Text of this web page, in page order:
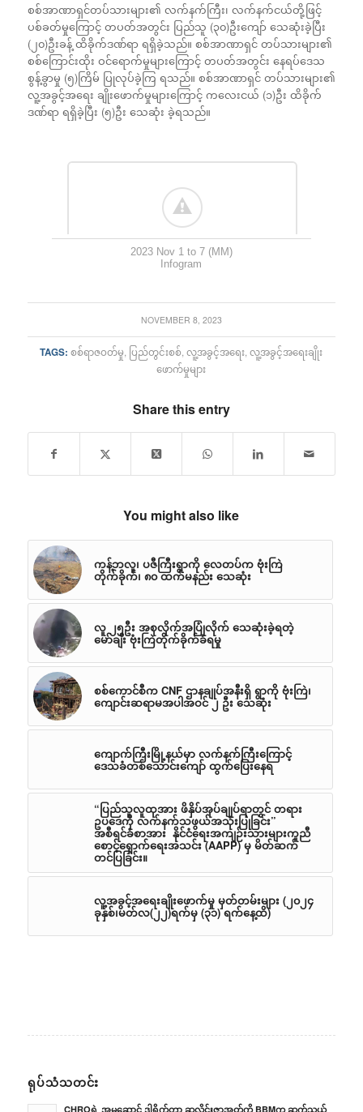
စစ်အာဏာရှင်တပ်သားများ၏ လက်နက်ကြီး၊ လက်နက်ငယ်တို့ဖြင့်
ပစ်ခတ်မှုကြောင့် တပတ်အတွင်း ပြည်သူ (၃၀)ဦးကျော် သေဆုံးခဲ့ပြီး
(၂၀)ဦးခန့် ထိခိုက်ဒဏ်ရာ ရရှိခဲ့သည်။ စစ်အာဏာရှင် တပ်သားများ၏
စစ်ကြောင်းထိုး ဝင်ရောက်မှုများကြောင့် တပတ်အတွင်း နေရပ်ဒေသ
စွန့်ခွာမှု (၅)ကြိမ် ပြုလုပ်ခဲ့ကြ ရသည်။ စစ်အာဏာရှင် တပ်သားများ၏
လူ့အခွင့်အရေး ချိုးဖောက်မှုများကြောင့် ကလေးငယ် (၁)ဦး ထိခိုက်
ဒဏ်ရာ ရရှိခဲ့ပြီး (၅)ဦး သေဆုံး ခဲ့ရသည်။
2023 Nov 1 to 7 (MM)
Infogram
NOVEMBER 8, 2023
TAGS: စစ်ရာဇဝတ်မှု ပြည်တွင်းစစ် ,လူ့အခွင့်အရေး ,လူ့အခွင့်အရေးချိုး
ဖောက်မှုများ
Share this entry
You might also like
ကန့်ဘလူ၊ ပဇီကြီးရွာကို လေတပ်က ဗုံးကြဲ
တိုက်ခိုက်၊ ၈၀ ထက်မနည်း သေဆုံး
လူ ၂၅ဦး အစုလိုက်အပြုံလိုက် သေဆုံးခဲ့ရတဲ့
မော်ချီး ဗုံးကြဲတိုက်ခိုက်ခံရမှု
စစ်ကောင်စီက CNF ဌာနချုပ်အနီးရှိ ရွာကို ဗုံးကြဲ၊
ကျောင်းဆရာမအပါအဝင် ၂ ဦး သေဆုံး
ကျောက်ကြီးမြို့နယ်မှာ လက်နက်ကြီးကြောင့်
ဒေသခံတစ်သောင်းကျော် ထွက်ပြေးနေရ
“ပြည်သူလူထုအား ဖိနှိပ်အုပ်ချုပ်ရာတွင် တရား
ဥပဒေကို လက်နက်သဖွယ်အသုံးပြုခြင်း”
အစီရင်ခံစာအား နိုင်ငံရေးအကျဉ်းသားများကူညီ
စောင့်ရှောက်ရေးအသင်း (AAPP) မှ မိတ်ဆက်
တင်ပြခြင်း။
လူ့အခွင့်အရေးချိုးဖောက်မှု မှတ်တမ်းများ (၂၀၂၄
ခုနှစ်၊မတ်လ(၂၂)ရက်မှ (၃၁) ရက်နေ့ထိ)
ရုပ်သံသတင်း
CHROရဲ့ အမှုဆောင် ဒါရိုက်တာ ဆလိုင်းဇာအုတ်ကို BBMက ဆက်သွယ်